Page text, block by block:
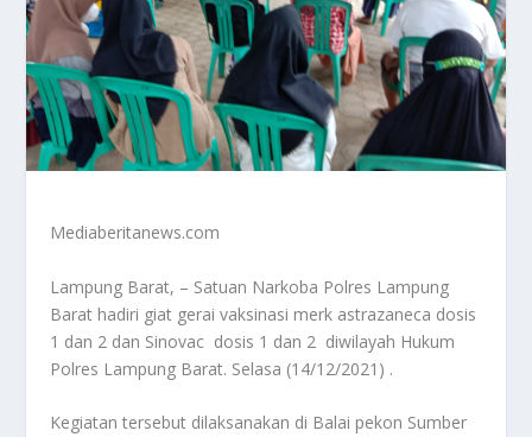
Mediaberitanews.com
Lampung Barat, – Satuan Narkoba Polres Lampung
Barat hadiri giat gerai vaksinasi merk astrazaneca dosis
1 dan 2 dan Sinovac dosis 1 dan 2 diwilayah Hukum
Polres Lampung Barat. Selasa (14/12/2021) .
Kegiatan tersebut dilaksanakan di Balai pekon Sumber